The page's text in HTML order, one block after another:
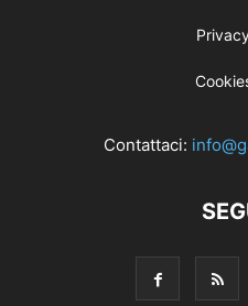
Contattaci: